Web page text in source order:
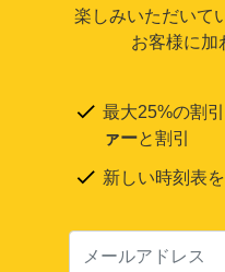
楽しみいただいて
お客様に加
最大25%の割
ァーと割引
新しい時刻表を